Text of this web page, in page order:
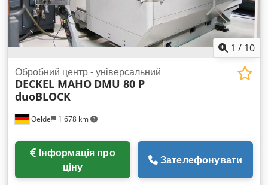
приблизно 6,0 x 6,5 x 3,2 м 5-осьовий ЧПК-обробний центр
універсальний Djdpfx Aijtqmmzexskr DECKEL MAHO - DMU
80 P duoBLOCK - 5-осьова симультанна обробка -
поворотна фрезерна головка - круглий стіл
1 / 10
Oelde 1 678 km
Обробний центр - універсальний
DECKEL MAHO DMU 80 P
duoBLOCK
ціну
Зателефонувати